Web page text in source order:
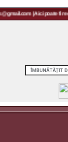
| Aici poate fi